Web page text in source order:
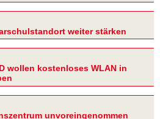
weiter stärken
wollen kostenloses WLAN in
unvoreingenommen